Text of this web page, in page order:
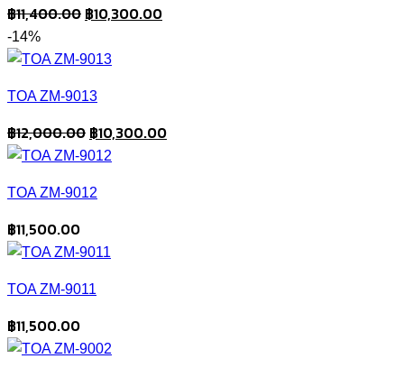
฿11,400.00 Original
was:
฿10,300.00Current
-14%
TOA ZM-9013
฿12,000.00 Original
price
฿12,000.00.
฿10,300.00Current
TOA ZM-9012
฿11,500.00
TOA ZM-9011
฿11,500.00